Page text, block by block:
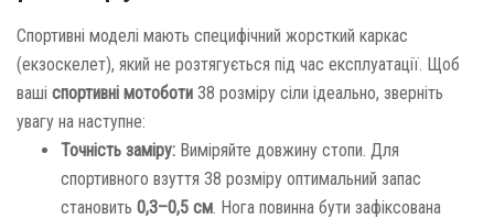
Спортивні моделі мають специфічний жорсткий каркас
(екзоскелет), який не розтягується під час експлуатації. Щоб
ваші спортивні мотоботи 38 розміру сіли ідеально, зверніть
увагу на наступне:
Точність заміру: Виміряйте довжину стопи. Для
спортивного взуття 38 розміру оптимальний запас
становить 0,3–0,5 см. Нога повинна бути зафіксована